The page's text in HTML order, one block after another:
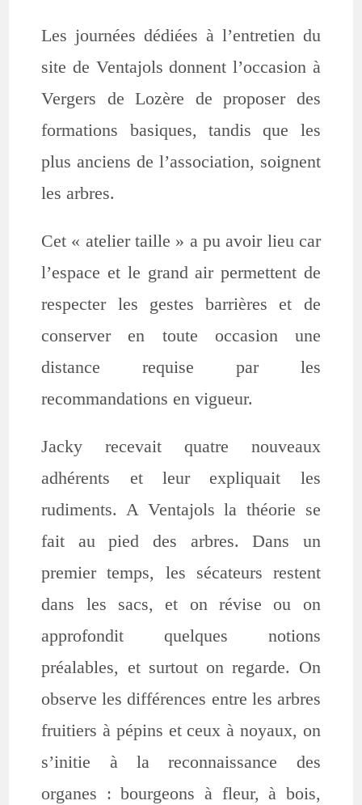
Les journées dédiées à l’entretien du
site de Ventajols donnent l’occasion à
Vergers de Lozère de proposer des
formations basiques, tandis que les
plus anciens de l’association, soignent
les arbres.
Cet « atelier taille » a pu avoir lieu car
l’espace et le grand air permettent de
respecter les gestes barrières et de
conserver en toute occasion une
distance requise par les
recommandations en vigueur.
Jacky recevait quatre nouveaux
adhérents et leur expliquait les
rudiments. A Ventajols la théorie se
fait au pied des arbres. Dans un
premier temps, les sécateurs restent
dans les sacs, et on révise ou on
approfondit quelques notions
préalables, et surtout on regarde. On
observe les différences entre les arbres
fruitiers à pépins et ceux à noyaux, on
s’initie à la reconnaissance des
organes : bourgeons à fleur, à bois,